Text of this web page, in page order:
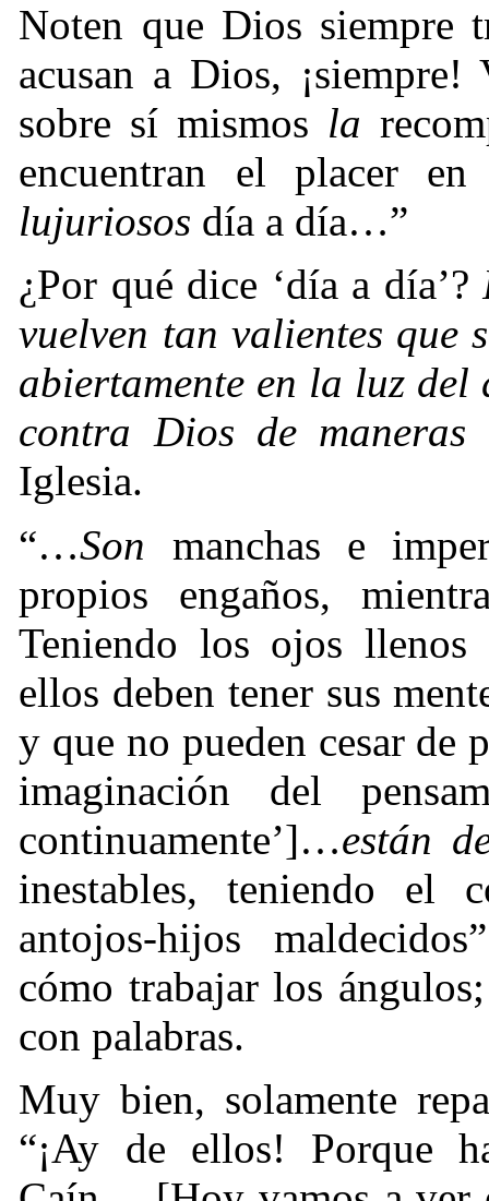
Noten que Dios siempre
acusan a Dios,
sobre sí mismos la
encuentran el placer
lujuriosos día a día…”
¿Por qué dice ‘día a día’?
vuelven tan valientes que
abiertamente en la luz del
contra Dios de maneras
Iglesia.
“…Son manchas e
propios engaños,
Teniendo los ojos
ellos deben tener sus
y que no pueden cesar de
imaginación del
continuamente’]…están
inestables, teniendo el
antojos-hijos
cómo trabajar los
con palabras.
Muy bien, solamente
“¡Ay de ellos! Porque